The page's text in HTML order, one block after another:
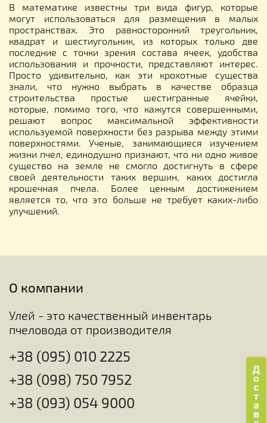
В математике известны три вида фигур, которые
могут использоваться для размещения в малых
пространствах. Это равносторонний треугольник,
квадрат и шестиугольник, из которых только две
последние с точки зрения состава ячеек, удобства
использования и прочности, представляют интерес.
Просто удивительно, как эти крохотные существа
знали, что нужно выбрать в качестве образца
строительства простые шестигранные ячейки,
которые, помимо того, что кажутся совершенными,
решают вопрос максимальной эффективности
используемой поверхности без разрыва между этими
поверхностями. Ученые, занимающиеся изучением
жизни пчел, единодушно признают, что ни одно живое
существо на земле не смогло достигнуть в сфере
своей деятельности таких вершин, каких достигла
крошечная пчела. Более ценным достижением
является то, что это больше не требует каких-либо
улучшений.
О компании
Улей - это качественный инвентарь
пчеловода от производителя
+38 (095) 010 2225
+38 (098) 750 7952
+38 (093) 054 9000